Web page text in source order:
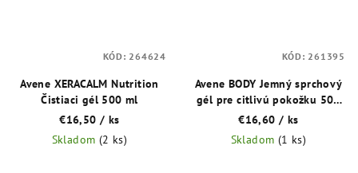
Avene XERACALM Nutrition
Čistiaci gél 500 ml
€16,50/ ks
Skladom (2 ks)
KÓD: 264624
Avene BODY Jemný sprchový
gél pre citlivú pokožku 500
ml
€16,60/ ks
Skladom (1 ks)
KÓD: 261395